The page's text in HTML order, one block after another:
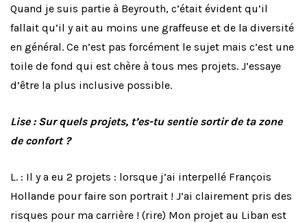
Quand je suis partie à Beyrouth, c’était évident qu’il
fallait qu’il y ait au moins une graffeuse et de la diversité
en général. Ce n’est pas forcément le sujet mais c’est une
toile de fond qui est chère à tous mes projets. J’essaye
d’être la plus inclusive possible.
Lise : Sur quels projets, t’es-tu sentie sortir de ta zone
de confort ?
L. : Il y a eu 2 projets : lorsque j’ai interpellé François
Hollande pour faire son portrait ! J’ai clairement pris des
risques pour ma carrière ! (rire) Mon projet au Liban est